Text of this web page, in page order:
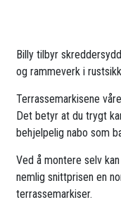
Billy tilbyr
og rammeverk i
Terrassemarkisene
Det betyr at du trygt
behjelpelig nabo som
Ved å montere selv
nemlig snittprisen en
terrassemarkiser.